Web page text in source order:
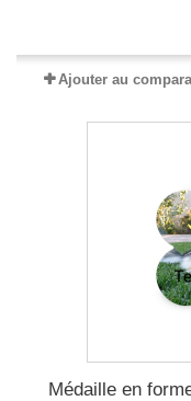
Ajouter au
Médaille en